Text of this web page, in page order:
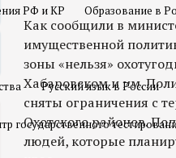
РФ и КР Образование в
Русский язык в России
государственного
Как сообщили в
имущественной
зоны «нельзя»
Хабаровском и им.
сняты ограничения с
Охотского районов.
людей, которые